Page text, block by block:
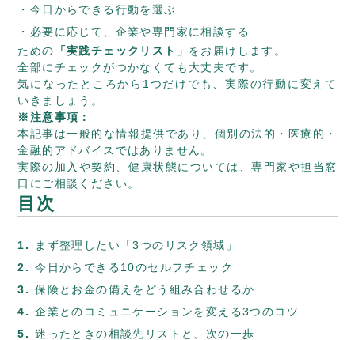
今日からできる行動を選ぶ
必要に応じて、企業や専門家に相談する
ための 「実践チェックリスト」 をお届けします。
全部にチェックがつかなくても大丈夫です。
気になったところから1つだけでも、実際の行動に変えて
いきましょう。
※注意事項：
本記事は一般的な情報提供であり、個別の法的・医療的・
金融的アドバイスではありません。
実際の加入や契約、健康状態については、専門家や担当窓
口にご相談ください。
目次
まず整理したい「3つのリスク領域」
今日からできる10のセルフチェック
保険とお金の備えをどう組み合わせるか
企業とのコミュニケーションを変える3つのコツ
迷ったときの相談先リストと、次の一歩